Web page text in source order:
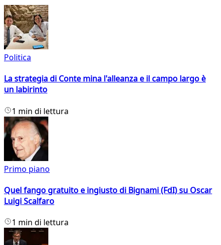
Politica
La strategia di Conte mina l'alleanza e il campo largo è
un labirinto
1 min di lettura
Primo piano
Quel fango gratuito e ingiusto di Bignami (FdI) su Oscar
Luigi Scalfaro
1 min di lettura